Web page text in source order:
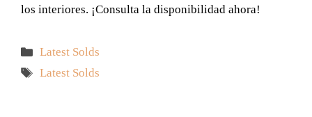
los interiores. ¡Consulta la disponibilidad ahora!
Categorías
Latest Solds
Etiquetas
Latest Solds